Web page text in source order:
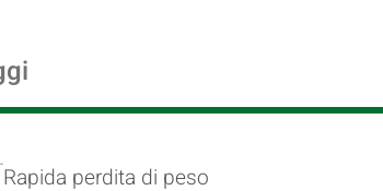
Rapida perdita di peso